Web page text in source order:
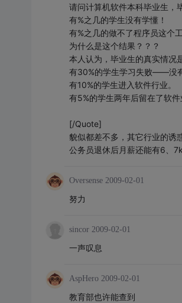
请问计算机软件本科毕业生，
有%之几的学生没有学懂！
有%之几的做不了程序员这个
为什么是这个结果？？？
本人认为，毕业生的真实情况
有30%的学生学习失败——没
有10%的学生进入软件行业。
有5%的学生两年后留在了软件
[/Quote]
貌似都差不多，其它行业的诱
公务员退休后月薪还能有6、
Oversense 2009-02-01
努力
sincor 2009-02-01
一声叹息
AspHero 2009-02-01
教育部也许能查到